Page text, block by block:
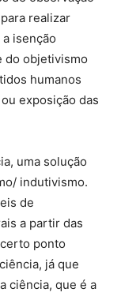
realizar
isenção
do objetivismo
humanos
exposição das
uma solução
indutivismo.
de
a partir das
ponto
já que
ciência, que é a